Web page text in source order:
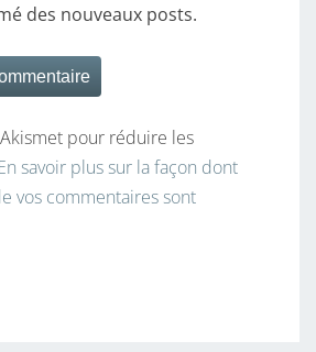
des nouveaux posts.
pour réduire les
savoir plus sur la façon dont
vos commentaires sont